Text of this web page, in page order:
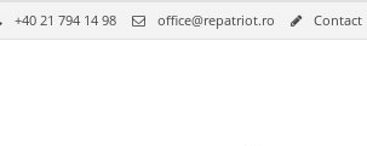
+40 21 794 14 98 office@repatriot.ro Contact